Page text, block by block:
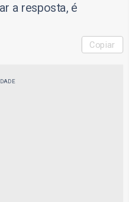
a resposta, é
Copiar